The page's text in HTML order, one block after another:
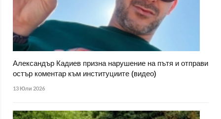
Александър Кадиев призна нарушение на пътя и отправи
остър коментар към институциите (видео)
13 Юли 2026